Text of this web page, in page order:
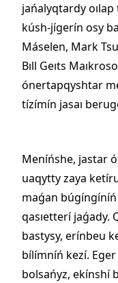
jańalyqtardy
kúsh-jígerín osy
Máselen, Mark
Bıll Geıts
ónertapqyshtar
tízímín jasaı
Meníńshe, jastar
uaqytty zaya
maǵan
qasıetterí jaǵady.
bastysy, erínbeu
bílímníń kezí.
bolsańyz, ekínshí